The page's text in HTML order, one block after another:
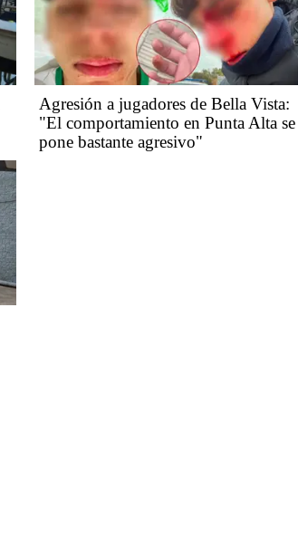
Agresión a jugadores de Bella Vista:
"El comportamiento en Punta Alta se
pone bastante agresivo"